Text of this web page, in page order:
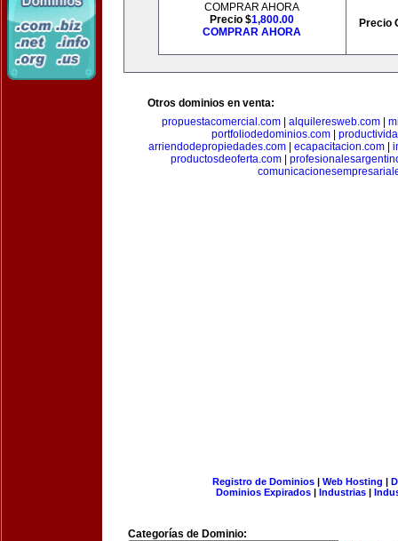
COMPRAR AHORA
Precio $1,800.00
COMPRAR AHORA
Precio
Otros dominios en venta:
propuestacomercial.com
alquileresweb.com
portfoliodedominios.com
arriendodepropiedades.com| ecapacitacion.com|
productosdeoferta.com|
Registro de Dominios| Web Hosting |
Dominios Expirados | Industrias |
Categorías de Dominio: